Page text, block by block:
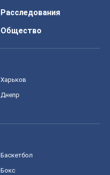
Расследования
Общество
Харьков
Днепр
Баскетбол
Бокс